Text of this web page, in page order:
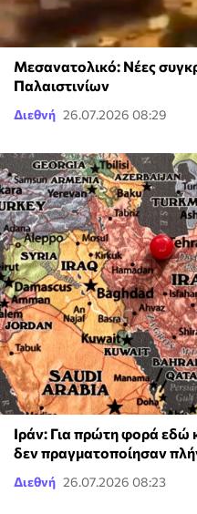
Μεσανατολικό: Νέες
Παλαιστινίων
Διεθνή 26.07.2026 08:29
Ιράν: Για πρώτη φορά εδώ
δεν πραγματοποίησαν
Διεθνή 26.07.2026 08:23